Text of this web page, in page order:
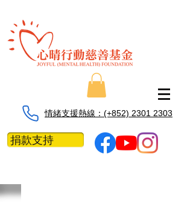
情緒支援熱線：​​(+852) 2301 2303
捐款支持